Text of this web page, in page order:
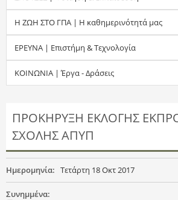
ζ
ή
τ
σ
ς
Η ΖΩΗ ΣΤΟ ΓΠΑ | Η καθημερινότητά μας
ΕΡΕΥΝΑ | Επιστήμη & Τεχνολογία
ΚΟΙΝΩΝΙΑ | Έργα - Δράσεις
ΠΡΟΚΗΡΥΞΗ ΕΚΛΟΓΗΣ
ΣΧΟΛΗΣ ΑΠΥΠ
Ημερομηνία: Τετάρτη 18 Οκτ 2017
Συνημμένα: